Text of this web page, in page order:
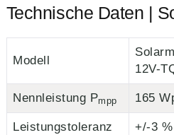
Technische Daten |
Modell
12V-
Nennleistung Pmpp 165
Leistungstoleranz +/-3 %